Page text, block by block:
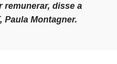
remunerar, disse a
Paula Montagner.